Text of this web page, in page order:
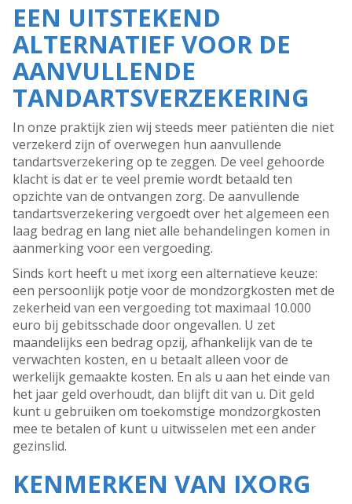
EEN UITSTEKEND
ALTERNATIEF VOOR DE
AANVULLENDE
TANDARTSVERZEKERING
In onze praktijk zien wij steeds meer patiënten die niet
verzekerd zijn of overwegen hun aanvullende
tandartsverzekering op te zeggen. De veel gehoorde
klacht is dat er te veel premie wordt betaald ten
opzichte van de ontvangen zorg. De aanvullende
tandartsverzekering vergoedt over het algemeen een
laag bedrag en lang niet alle behandelingen komen in
aanmerking voor een vergoeding.
Sinds kort heeft u met ixorg een alternatieve keuze:
een persoonlijk potje voor de mondzorgkosten met de
zekerheid van een vergoeding tot maximaal 10.000
euro bij gebitsschade door ongevallen. U zet
maandelijks een bedrag opzij, afhankelijk van de te
verwachten kosten, en u betaalt alleen voor de
werkelijk gemaakte kosten. En als u aan het einde van
het jaar geld overhoudt, dan blijft dit van u. Dit geld
kunt u gebruiken om toekomstige mondzorgkosten
mee te betalen of kunt u uitwisselen met een ander
gezinslid.
KENMERKEN VAN IXORG